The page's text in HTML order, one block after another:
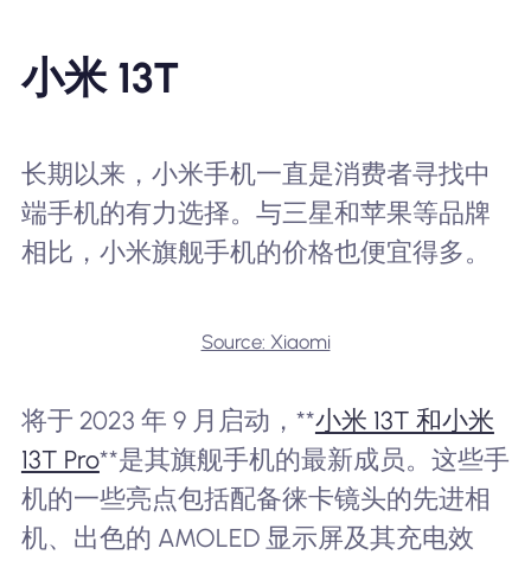
小米 13T
长期以来，小米手机一直是消费者寻找中
端手机的有力选择。与三星和苹果等品牌
相比，小米旗舰手机的价格也便宜得多。
Source: Xiaomi
将于 2023 年 9 月启动，**小米 13T 和小米
13T Pro**是其旗舰手机的最新成员。这些手
机的一些亮点包括配备徕卡镜头的先进相
机、出色的 AMOLED 显示屏及其充电效